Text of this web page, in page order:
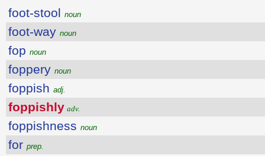
foot-stool noun
foot-way noun
fop noun
foppery noun
foppish adj.
foppishly adv.
foppishness noun
for prep.